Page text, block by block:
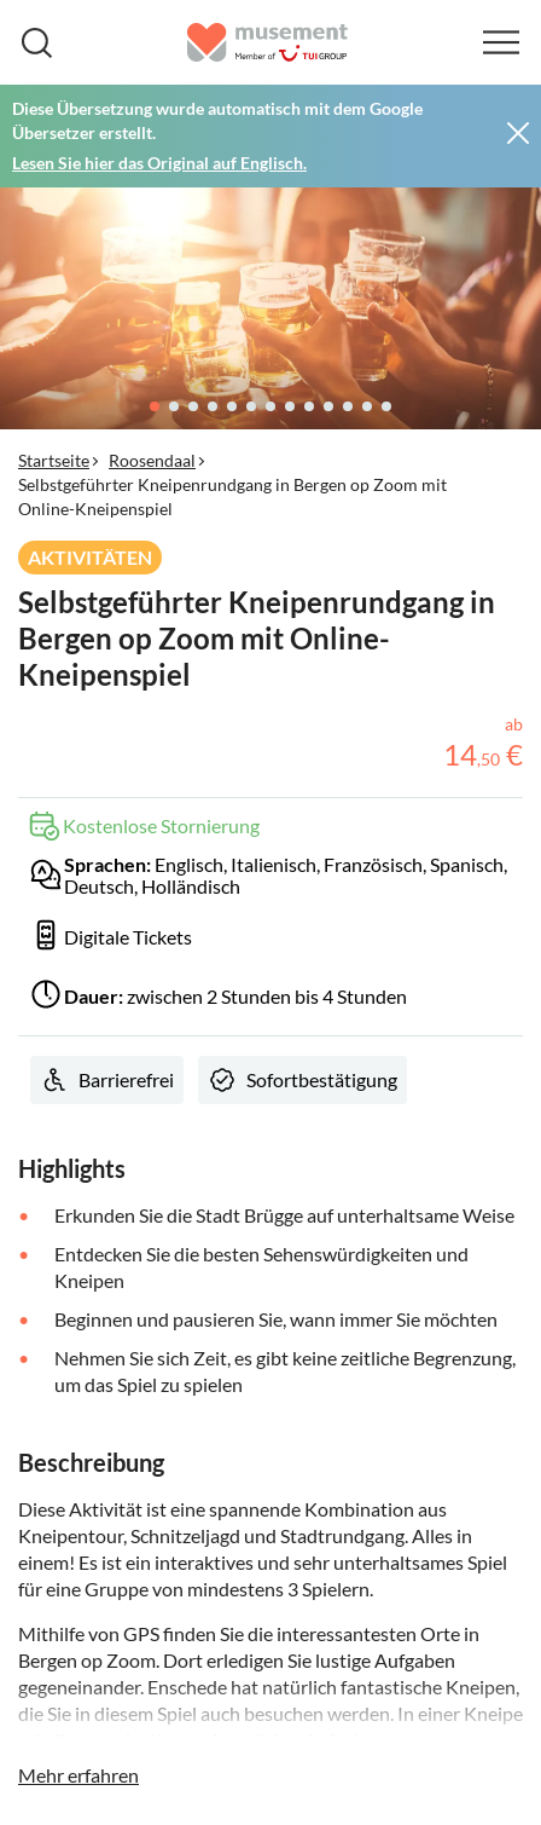
Diese Übersetzung wurde automatisch mit dem Google
Übersetzer erstellt.
Lesen Sie hier das Original auf Englisch.
Startseite
Roosendaal
Selbstgeführter Kneipenrundgang in Bergen op Zoom mit
Online-Kneipenspiel
AKTIVITÄTEN
Selbstgeführter Kneipenrundgang in
Bergen op Zoom mit Online-
Kneipenspiel
ab
14,50 €
Kostenlose Stornierung
Sprachen: Englisch, Italienisch, Französisch, Spanisch,
Deutsch, Holländisch
Digitale Tickets
Dauer:zwischen 2 Stunden bis 4 Stunden
Barrierefrei Sofortbestätigung
Highlights
Erkunden Sie die Stadt Brügge auf unterhaltsame Weise
Entdecken Sie die besten Sehenswürdigkeiten und
Kneipen
Beginnen und pausieren Sie, wann immer Sie möchten
Nehmen Sie sich Zeit, es gibt keine zeitliche Begrenzung,
um das Spiel zu spielen
Beschreibung
Diese Aktivität ist eine spannende Kombination aus
Kneipentour, Schnitzeljagd und Stadtrundgang. Alles in
einem! Es ist ein interaktives und sehr unterhaltsames Spiel
für eine Gruppe von mindestens 3 Spielern.
Mithilfe von GPS finden Sie die interessantesten Orte in
Bergen op Zoom. Dort erledigen Sie lustige Aufgaben
gegeneinander. Enschede hat natürlich fantastische Kneipen,
die Sie in diesem Spiel auch besuchen werden. In einer Kneipe
Der Pub-Trail wird über eine App auf Ihrem Telefon
Mehr erfahren